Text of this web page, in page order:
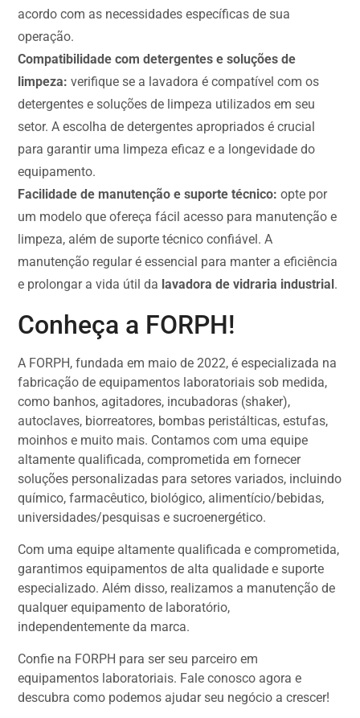
acordo com as necessidades específicas de sua
operação.
Compatibilidade com detergentes e soluções de
limpeza: verifique se a lavadora é compatível com os
detergentes e soluções de limpeza utilizados em seu
setor. A escolha de detergentes apropriados é crucial
para garantir uma limpeza eficaz e a longevidade do
equipamento.
Facilidade de manutenção e suporte técnico: opte por
um modelo que ofereça fácil acesso para manutenção e
limpeza, além de suporte técnico confiável. A
manutenção regular é essencial para manter a eficiência
e prolongar a vida útil da lavadora de vidraria industrial.
Conheça a FORPH!
A FORPH, fundada em maio de 2022, é especializada na
fabricação de equipamentos laboratoriais sob medida,
como banhos, agitadores, incubadoras (shaker),
autoclaves, biorreatores, bombas peristálticas, estufas,
moinhos e muito mais. Contamos com uma equipe
altamente qualificada, comprometida em fornecer
soluções personalizadas para setores variados, incluindo
químico, farmacêutico, biológico, alimentício/bebidas,
universidades/pesquisas e sucroenergético.
Com uma equipe altamente qualificada e comprometida,
garantimos equipamentos de alta qualidade e suporte
especializado. Além disso, realizamos a manutenção de
qualquer equipamento de laboratório,
independentemente da marca.
Confie na FORPH para ser seu parceiro em
equipamentos laboratoriais. Fale conosco agora e
descubra como podemos ajudar seu negócio a crescer!